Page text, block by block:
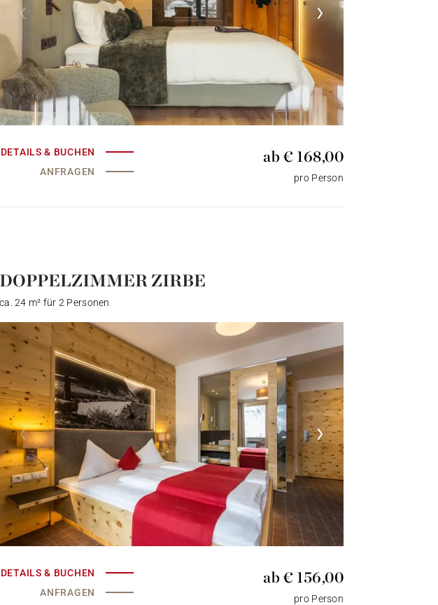
SPA
DETAILS & BUCHEN
ANFRAGEN
ab € 168,00
pro Person
DOPPELZIMMER ZIRBE
ca. 24 m² für 2 Personen
DETAILS & BUCHEN
ANFRAGEN
ab € 156,00
pro Person